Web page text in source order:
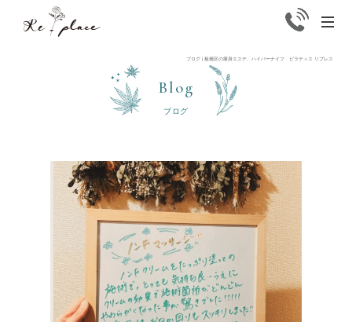
ブログ | 板橋区の痩身エステ、ハイパーナイフ ピラティス リプレス
Blog
ブログ